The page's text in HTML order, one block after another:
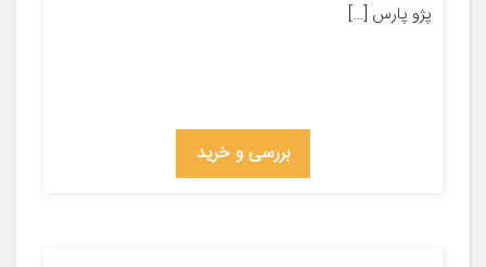
پژو پارس […]
بررسی و خرید